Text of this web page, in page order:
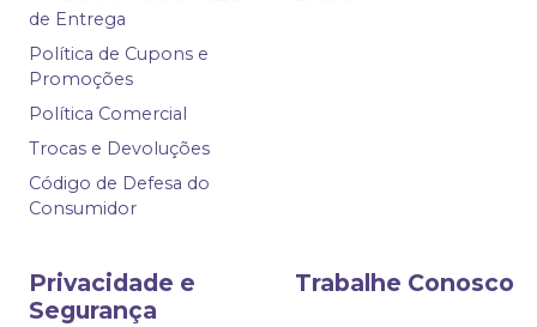
de Entrega
Política de Cupons e
Promoções
Política Comercial
Trocas e Devoluções
Código de Defesa do
Consumidor
Privacidade e
Segurança
Trabalhe Conosco